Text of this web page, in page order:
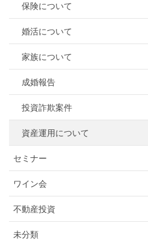
保険について
婚活について
家族について
成婚報告
投資詐欺案件
資産運用について
セミナー
ワイン会
不動産投資
未分類